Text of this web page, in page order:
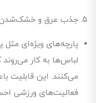
جذب عرق و خشک‌شدن
پارچه‌های ویژه‌ای
لباس‌ها به کار
می‌کنند. این قابلیت
فعالیت‌های ورزشی